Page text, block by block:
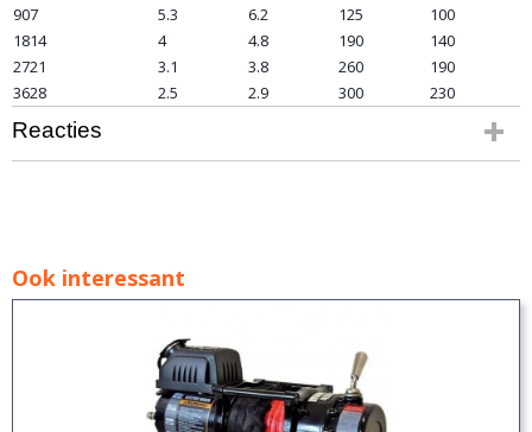
907
5.3 6.2 125
100
1814
4 4.8 190
140
2721
3.1 3.8 260
190
3628
2.5 2.9 300 230
Reacties
Ook interessant